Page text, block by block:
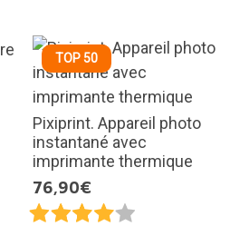
TOP 50
Pixiprint. Appareil photo
instantané avec
imprimante thermique
76,90€